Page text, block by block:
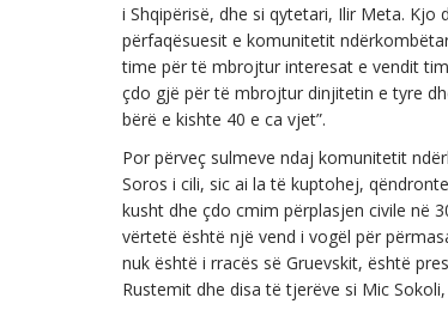
i Shqipërisë, dhe si qytetari, Ilir Meta. Kjo
përfaqësuesit e komunitetit
time për të mbrojtur interesat e vendit
çdo gjë për të mbrojtur dinjitetin e tyre
bërë e kishte 40 e ca vjet”.
Por përveç sulmeve ndaj komunitetit
Soros i cili, sic ai la të kuptohej,
kusht dhe çdo cmim përplasjen civile në
vërtetë është një vend i vogël për
nuk është i rracës së Gruevskit, është
Rustemit dhe disa të tjerëve si Mic